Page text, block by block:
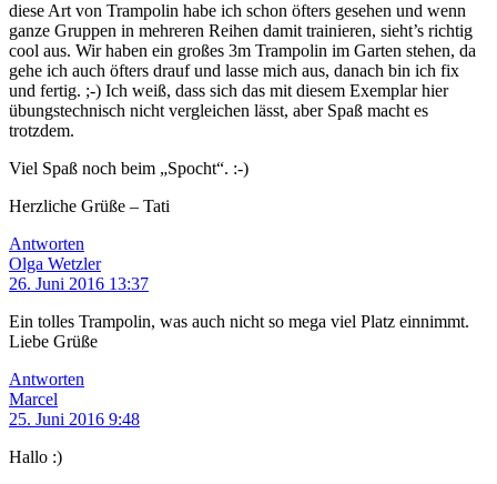
diese Art von Trampolin habe ich schon öfters gesehen und wenn
ganze Gruppen in mehreren Reihen damit trainieren, sieht’s richtig
cool aus. Wir haben ein großes 3m Trampolin im Garten stehen, da
gehe ich auch öfters drauf und lasse mich aus, danach bin ich fix
und fertig. ;-) Ich weiß, dass sich das mit diesem Exemplar hier
übungstechnisch nicht vergleichen lässt, aber Spaß macht es
trotzdem.
Viel Spaß noch beim „Spocht“. :-)
Herzliche Grüße – Tati
Antworten
Olga Wetzler
26. Juni 2016 13:37
Ein tolles Trampolin, was auch nicht so mega viel Platz einnimmt.
Liebe Grüße
Antworten
Marcel
25. Juni 2016 9:48
Hallo :)